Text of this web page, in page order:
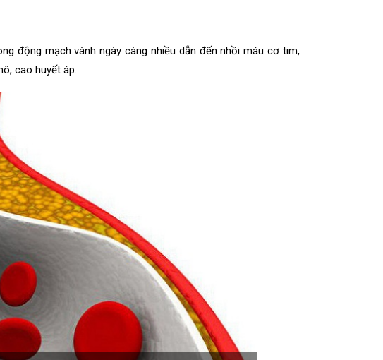
động mạch vành ngày càng nhiều dẫn đến nhồi máu cơ tim,
cao huyết áp.